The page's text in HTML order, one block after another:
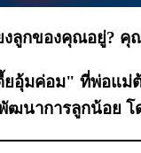
งลูกของคุณอยู่?
ยอุ้มค่อม" ที่พ่อแม่
ฒนาการลูกน้อย